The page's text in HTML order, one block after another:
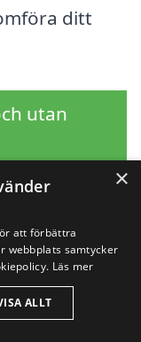
ditt
utan
andra
×
att förbättra
webbplats samtycker
Läs mer
ALLT